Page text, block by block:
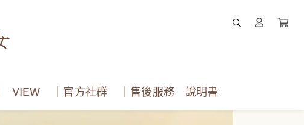
VIEW ｜官方社群 ｜售後服務 說明書